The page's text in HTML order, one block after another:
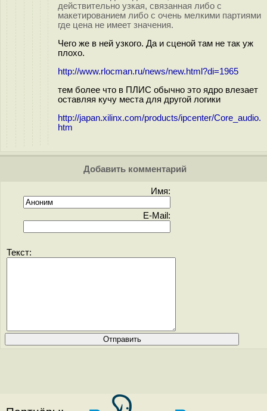
действительно узкая, связанная либо с
макетированием либо с очень мелкими партиями
где цена не имеет значения.
Чего же в ней узкого. Да и сценой там не так уж
плохо.
http://www.rlocman.ru/news/new.html?di=1965
тем более что в ПЛИС обычно это ядро влезает
оставляя кучу места для другой логики
http://japan.xilinx.com/products/ipcenter/Core_audio.
htm
Добавить комментарий
Имя:
E-Mail:
Текст: